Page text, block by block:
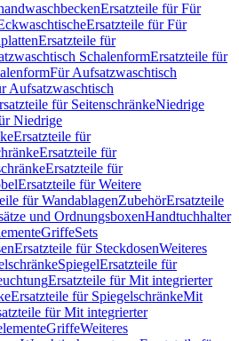
Ersatzteile für Für
Ersatzteile für Für
Ersatzteile für
SchalenformErsatzteile für
Für Aufsatzwaschtisch
Aufsatzwaschtisch
für SeitenschränkeNiedrige
Niedrige
Ersatzteile für
Ersatzteile für
Ersatzteile für
Ersatzteile für Weitere
für WandablagenZubehörErsatzteile
und OrdnungsboxenHandtuchhalter
GriffeSets
Ersatzteile für SteckdosenWeiteres
SpiegelErsatzteile für
Ersatzteile für Mit integrierter
Ersatzteile für SpiegelschränkeMit
für Mit integrierter
GriffeWeiteres